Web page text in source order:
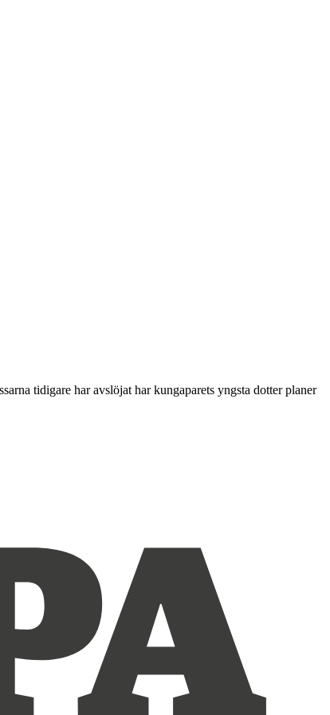
tidigare har avslöjat har kungaparets yngsta dotter planer